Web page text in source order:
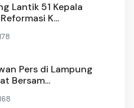
Lantik 51 Kepala
K...
Pers di Lampung
Bersam...